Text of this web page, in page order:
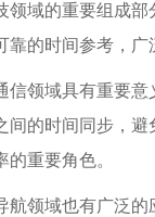
领域的重要组成
靠的时间参考，
信领域具有重要
间的时间同步，
重要角色。
航领域也有广泛